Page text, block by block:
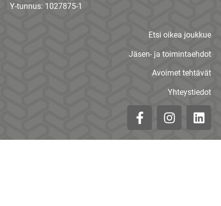
Y-tunnus: 1027875-1
Etsi oikea joukkue
Jäsen- ja toimintaehdot
Avoimet tehtävät
Yhteystiedot